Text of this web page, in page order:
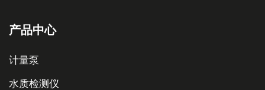
产品中心
计量泵
水质检测仪